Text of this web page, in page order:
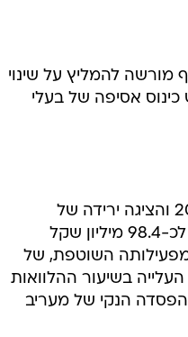
להמליץ על שינוי
אסיפה של בעלי
מעריב אחזקות דיווחה השבוע על תוצאותיה העסקיות ברבעון השלישי 2010 והציגה ירידה של
כ-21% בהכנסות הרבעוניות, אשר הסתכמו בכ-77.3 מיליון שקל בהשוואה לכ-98.4 מיליון שקל
השוטפת, של
ברבעון המקביל. העלייה בשיעור ההלוואות
הנקי של מעריב